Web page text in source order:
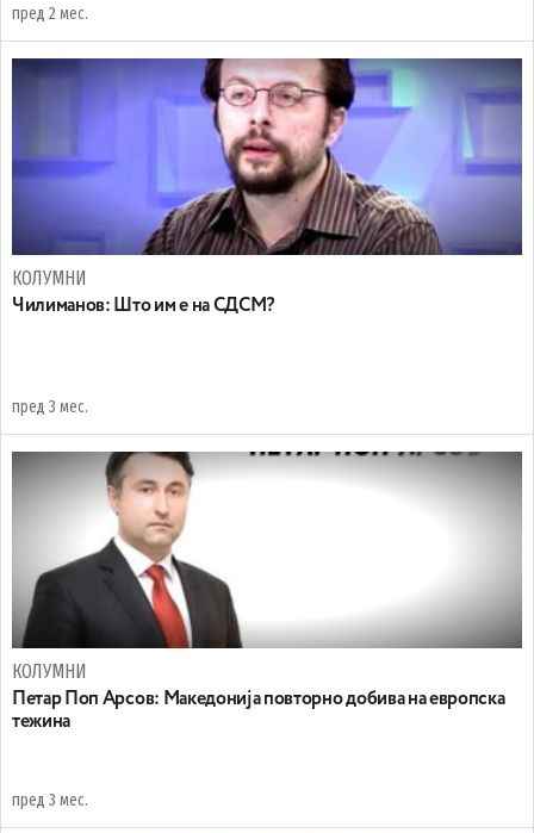
пред 2 мес.
КОЛУМНИ
Чилиманов: Што им е на СДСМ?
пред 3 мес.
КОЛУМНИ
Петар Поп Арсов: Македонија повторно добива на европска
тежина
пред 3 мес.